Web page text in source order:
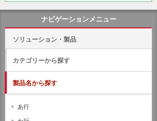
ナビゲーションメニュー
ソリューション・製品
カテゴリーから探す
製品名から探す
あ行